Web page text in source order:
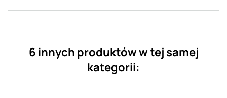
6 innych produktów w tej samej
kategorii: